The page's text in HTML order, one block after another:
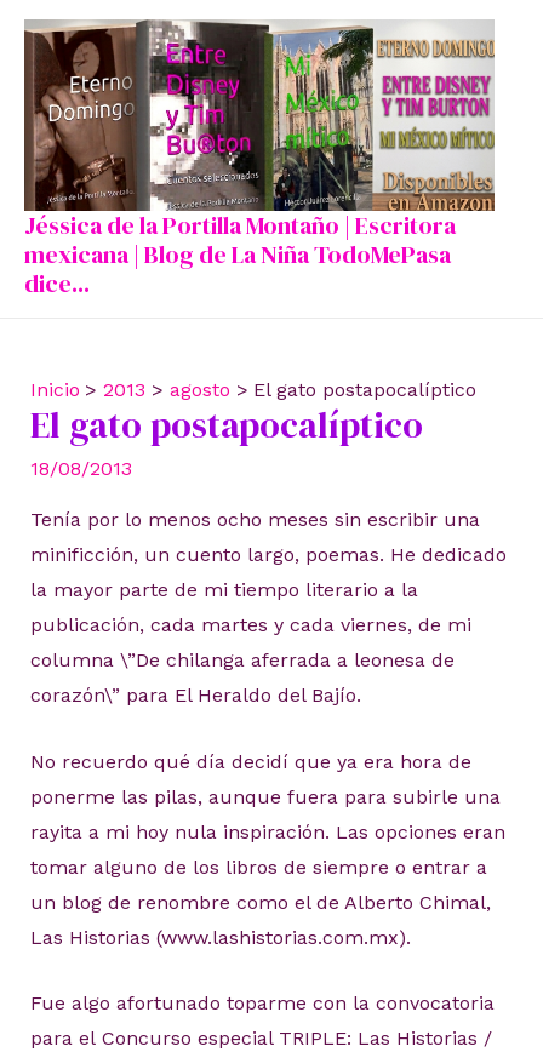
contenido
Jéssica de la Portilla Montaño | Escritora
mexicana | Blog de La Niña TodoMePasa
dice...
Inicio 2013 agosto El gato postapocalíptico
El gato postapocalíptico
18/08/2013
Tenía por lo menos ocho meses sin escribir una
minificción, un cuento largo, poemas. He dedicado
la mayor parte de mi tiempo literario a la
publicación, cada martes y cada viernes, de mi
columna \”De chilanga aferrada a leonesa de
corazón\” para El Heraldo del Bajío.
No recuerdo qué día decidí que ya era hora de
ponerme las pilas, aunque fuera para subirle una
rayita a mi hoy nula inspiración. Las opciones eran
tomar alguno de los libros de siempre o entrar a
un blog de renombre como el de Alberto Chimal,
Las Historias (www.lashistorias.com.mx).
Fue algo afortunado toparme con la convocatoria
para el Concurso especial TRIPLE: Las Historias /